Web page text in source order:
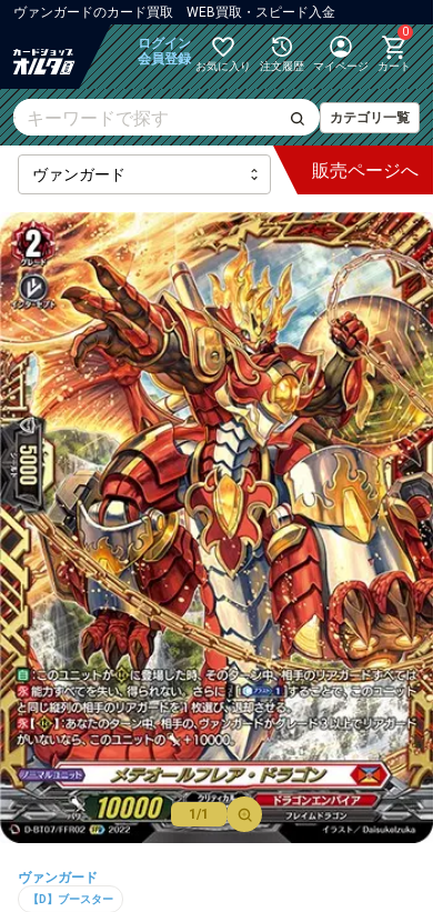
ヴァンガードのカード買取 WEB買取・スピード入金
ログイン
会員登録 お気に入り 注文履歴 マイページ
0
カート
カテゴリ一覧
最新弾
【DZ】ブースター
【DZ】その他ブースター
【DZ】デッキなど
【D】ブースター
【D】その他ブースター
【D】デッキなど
【DPR】PRカード
販売ページへ
1/1
ヴァンガード
【D】ブースター